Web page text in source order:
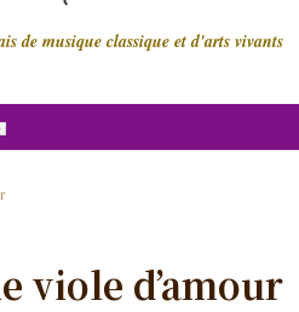
de musique classique et d'arts vivants
viole d’amour